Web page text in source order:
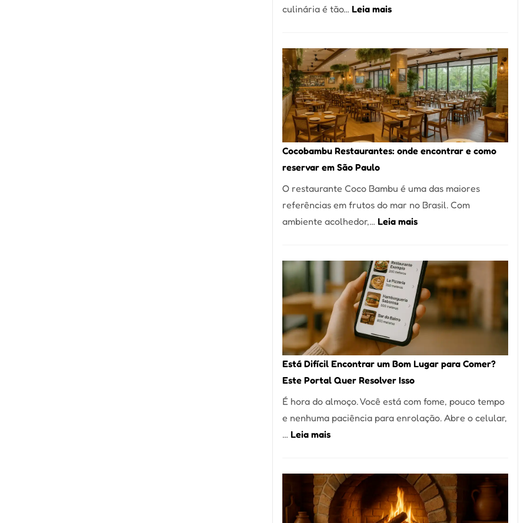
Vila
culinária é tão… Leia mais:
Melhores
Restaurantes
em
São
Paulo:
Um
Guia
para
a
Alta
Cocobambu Restaurantes: onde encontrar e como
reservar em São Paulo
O restaurante Coco Bambu é uma das maiores
referências em frutos do mar no Brasil. Com
ambiente acolhedor,… Leia mais:
onde
encontrar
e
como
reservar
em
São
Está Difícil Encontrar um Bom Lugar para Comer?
Este Portal Quer Resolver Isso
É hora do almoço. Você está com fome, pouco tempo
e nenhuma paciência para enrolação. Abre o celular,
… Leia mais:
Encontrar
um
Bom